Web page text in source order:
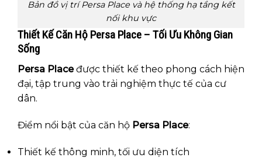
Bản đồ vị trí Persa Place và hệ thống hạ tầng kết
nối khu vực
Thiết Kế Căn Hộ Persa Place – Tối Ưu Không Gian
Sống
Persa Placeđược thiết kế theo phong cách hiện
đại, tập trung vào trải nghiệm thực tế của cư
dân.
Điểm nổi bật của căn hộ Persa Place:
Thiết kế thông minh, tối ưu diện tích